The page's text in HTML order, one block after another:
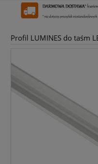
Profil LUMINES do taśm